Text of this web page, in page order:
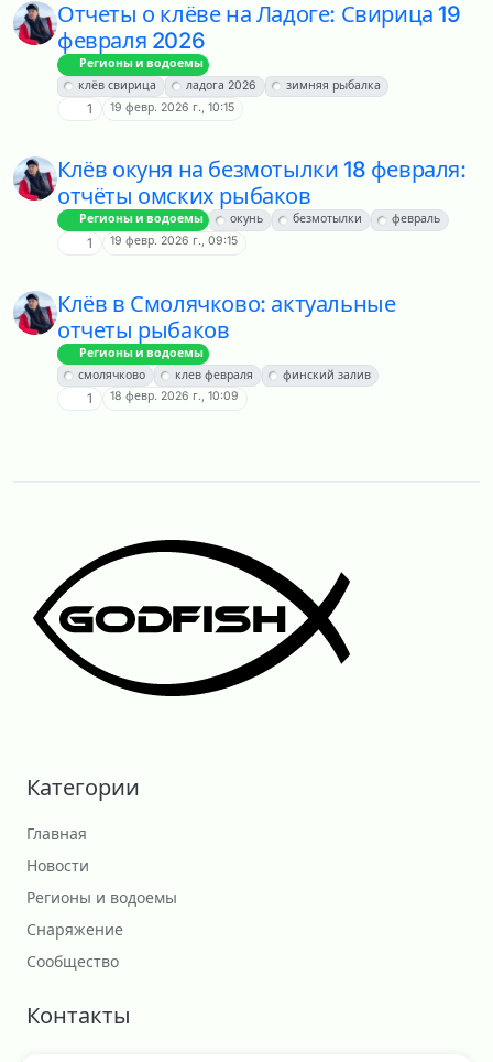
Отчеты о клёве на Ладоге: Свирица 19
февраля 2026
Регионы и водоемы
клёв свирица
ладога 2026 зимняя рыбалка
1 19 февр. 2026 г., 10:15
Клёв окуня на безмотылки 18 февраля:
отчёты омских рыбаков
Регионы и водоемы окунь безмотылки февраль
1 19 февр. 2026 г., 09:15
Клёв в Смолячково: актуальные
отчеты рыбаков
Регионы и водоемы
смолячково
клев февраля финский залив
1 18 февр. 2026 г., 10:09
Категории
Главная
Новости
Регионы и водоемы
Снаряжение
Сообщество
Контакты